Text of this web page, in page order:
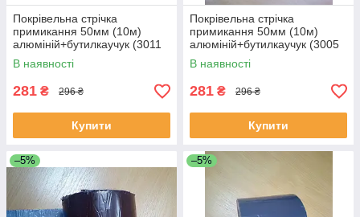
Покрівельна стрічка
примикання 50мм (10м)
алюміній+бутилкаучук (3011
світло-червоний).
В наявності
281 ₴ 296 ₴
Купити
Покрівельна стрічка
примикання 50мм (10м)
алюміній+бутилкаучук (3005
стигла вишня).
В наявності
281 ₴ 296 ₴
Купити
–5% –5%